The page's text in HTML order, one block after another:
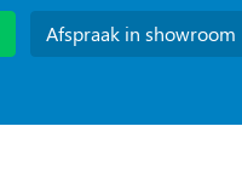
Afspraak in showroom